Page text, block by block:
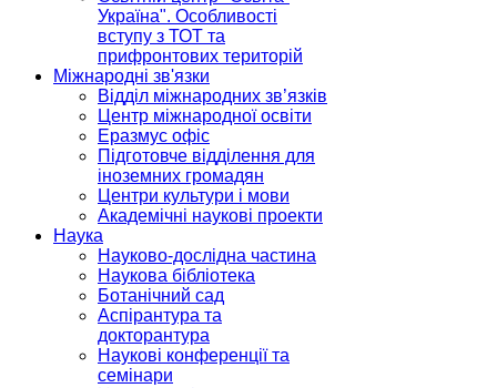
Україна". Особливості
вступу з ТОТ та
прифронтових територій
Міжнародні зв'язки
Відділ міжнародних зв’язків
Центр міжнародної освіти
Еразмус офіс
Підготовче відділення для
іноземних громадян
Центри культури і мови
Академічні наукові проекти
Наука
Науково-дослідна частина
Наукова бібліотека
Ботанічний сад
Аспірантура та
докторантура
Наукові конференції та
семінари